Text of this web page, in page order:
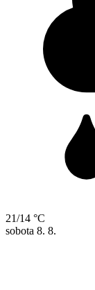
21/14 °C
sobota 8. 8.